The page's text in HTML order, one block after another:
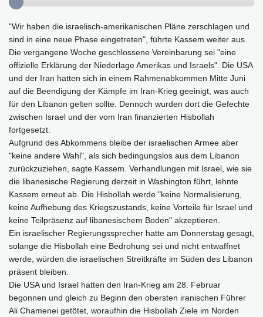
"Wir haben die israelisch-amerikanischen Pläne zerschlagen und
sind in eine neue Phase eingetreten", führte Kassem weiter aus.
Die vergangene Woche geschlossene Vereinbarung sei "eine
offizielle Erklärung der Niederlage Amerikas und Israels". Die USA
und der Iran hatten sich in einem Rahmenabkommen Mitte Juni
auf die Beendigung der Kämpfe im Iran-Krieg geeinigt, was auch
für den Libanon gelten sollte. Dennoch wurden dort die Gefechte
zwischen Israel und der vom Iran finanzierten Hisbollah
fortgesetzt.
Aufgrund des Abkommens bleibe der israelischen Armee aber
"keine andere Wahl", als sich bedingungslos aus dem Libanon
zurückzuziehen, sagte Kassem. Verhandlungen mit Israel, wie sie
die libanesische Regierung derzeit in Washington führt, lehnte
Kassem erneut ab. Die Hisbollah werde "keine Normalisierung,
keine Aufhebung des Kriegszustands, keine Vorteile für Israel und
keine Teilpräsenz auf libanesischem Boden" akzeptieren.
Ein israelischer Regierungssprecher hatte am Donnerstag gesagt,
solange die Hisbollah eine Bedrohung sei und nicht entwaffnet
werde, würden die israelischen Streitkräfte im Süden des Libanon
präsent bleiben.
Die USA und Israel hatten den Iran-Krieg am 28. Februar
begonnen und gleich zu Beginn den obersten iranischen Führer
Ali Chamenei getötet, woraufhin die Hisbollah Ziele im Norden